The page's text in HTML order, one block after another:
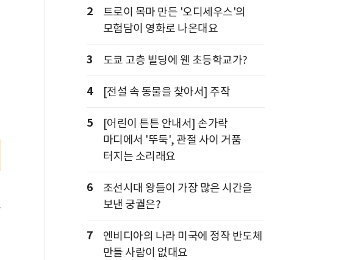
2
트로이 목마 만든 '오디세우스'의
모험담이 영화로 나온대요
3 도쿄 고층 빌딩에 웬 초등학교가?
4 [전설 속 동물을 찾아서] 주작
5
[어린이 튼튼 안내서] 손가락
마디에서 '뚜둑', 관절 사이 거품
터지는 소리래요
6
조선시대 왕들이 가장 많은 시간을
보낸 궁궐은?
7
엔비디아의 나라 미국에 정작 반도체
만들 사람이 없대요